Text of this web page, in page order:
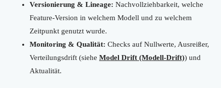
Versionierung & Lineage: Nachvollziehbarkeit, welche
Feature-Version in welchem Modell und zu welchem
Zeitpunkt genutzt wurde.
Monitoring & Qualität: Checks auf Nullwerte, Ausreißer,
Verteilungsdrift (siehe Model Drift (Modell-Drift)) und
Aktualität.